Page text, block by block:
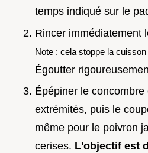
temps indiqué sur le
Rincer immédiatement
Note : cela stoppe la
Égoutter
Épépiner le
extrémités, puis le
même pour le poivron
cerises. L'objectif est